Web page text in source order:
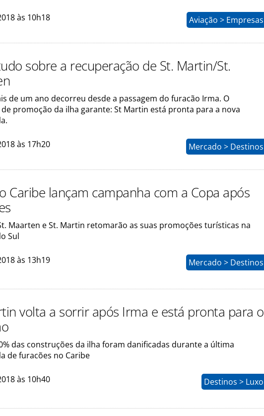
às 10h18 Aviação > Empresas
sobre a recuperação de St. Martin/St.
de um ano decorreu desde a passagem do furacão Irma. O
promoção da ilha garante: St Martin está pronta para a nova
às 17h20 Mercado > Destinos
Caribe lançam campanha com a Copa após
Maarten e St. Martin retomarão as suas promoções turísticas na
Sul
às 13h19 Mercado > Destinos
volta a sorrir após Irma e está pronta para o
das construções da ilha foram danificadas durante a última
de furacões no Caribe
às 10h40 Destinos > Luxo